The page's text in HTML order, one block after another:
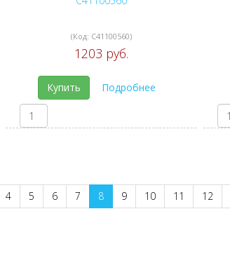
(Код: C41100560)
1203 руб.
Купить Подробнее
4 5 6 7 8 9 10 11 12